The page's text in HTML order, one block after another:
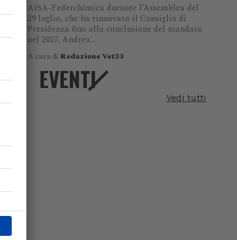
AISA-Federchimica durante l’Assemblea del
29 luglio, che ha rinnovato il Consiglio di
Presidenza fino alla conclusione del mandato
nel 2027. Andrea...
A cura di Redazione Vet33
EVENTI
Vedi tutti